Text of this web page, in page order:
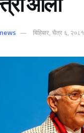
बिहिबार, चैत्र ६, २०८१